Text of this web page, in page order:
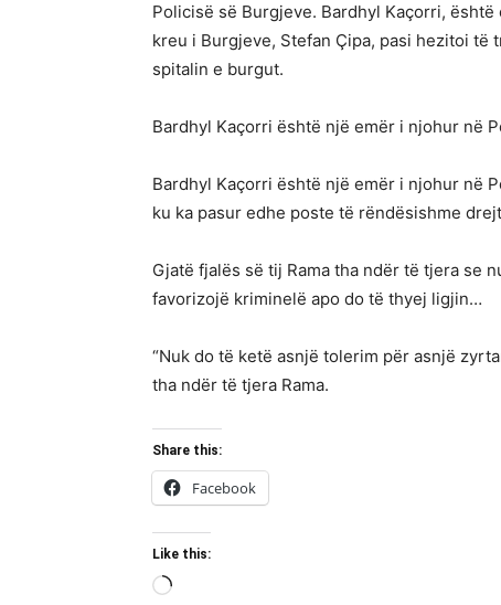
Policisë së Burgjeve. Bardhyl Kaçorri,
kreu i Burgjeve, Stefan Çipa, pasi hezitoi
spitalin e burgut.
Bardhyl Kaçorri është një emër i njohur në
Bardhyl Kaçorri është një emër i njohur në
ku ka pasur edhe poste të rëndësishme
Gjatë fjalës së tij Rama tha ndër të tjera se
favorizojë kriminelë apo do të thyej ligjin…
“Nuk do të ketë asnjë tolerim për asnjë
tha ndër të tjera Rama.
Share this:
Facebook
Like this: